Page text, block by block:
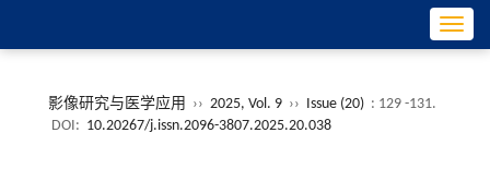
影像研究与医学应用 ›› 2025, Vol. 9 ›› Issue (20) : 129 -131.
DOI: 10.20267/j.issn.2096-3807.2025.20.038